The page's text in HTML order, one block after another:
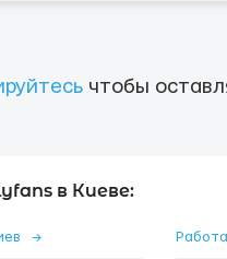
чтобы
в Киеве:
→